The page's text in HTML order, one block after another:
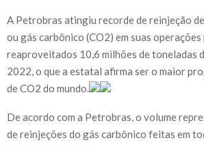
A Petrobras atingiu recorde de reinjeção
ou gás carbônico (CO2) em suas
reaproveitados 10,6 milhões de toneladas
2022, o que a estatal afirma ser o maior
de CO2 do mundo.
De acordo com a Petrobras, o volume
de reinjeções do gás carbônico feitas em